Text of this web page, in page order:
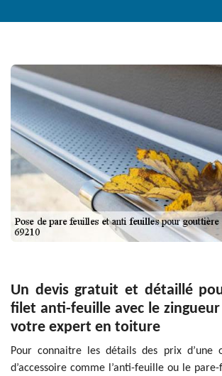
Un devis gratuit et détaillé
filet anti-feuille avec le zingueur
votre expert en toiture
Pour connaitre les détails des prix d’une
d’accessoire comme l’anti-feuille ou le